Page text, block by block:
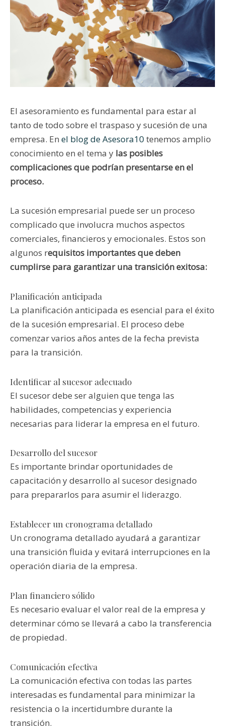
El asesoramiento es fundamental para estar al
tanto de todo sobre el traspaso y sucesión de una
empresa. En el blog de Asesora10 tenemos amplio
conocimiento en el tema y las posibles
complicaciones que podrían presentarse en el
proceso.
La sucesión empresarial puede ser un proceso
complicado que involucra muchos aspectos
comerciales, financieros y emocionales. Estos son
algunos requisitos importantes que deben
cumplirse para garantizar una transición exitosa:
Planificación anticipada
La planificación anticipada es esencial para el éxito
de la sucesión empresarial. El proceso debe
comenzar varios años antes de la fecha prevista
para la transición.
Identificar al sucesor adecuado
El sucesor debe ser alguien que tenga las
habilidades, competencias y experiencia
necesarias para liderar la empresa en el futuro.
Desarrollo del sucesor
Es importante brindar oportunidades de
capacitación y desarrollo al sucesor designado
para prepararlos para asumir el liderazgo.
Establecer un cronograma detallado
Un cronograma detallado ayudará a garantizar
una transición fluida y evitará interrupciones en la
operación diaria de la empresa.
Plan financiero sólido
Es necesario evaluar el valor real de la empresa y
determinar cómo se llevará a cabo la transferencia
de propiedad.
Comunicación efectiva
La comunicación efectiva con todas las partes
interesadas es fundamental para minimizar la
resistencia o la incertidumbre durante la
transición.